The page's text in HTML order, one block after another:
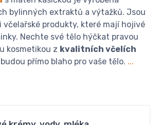
bylinných extraktů a výtažků. Jsou
včelařské produkty, které mají hojivé
Nechte své tělo hýčkat pravou
kosmetikou z kvalitních včelích
přímo blaho pro vaše tělo. ...